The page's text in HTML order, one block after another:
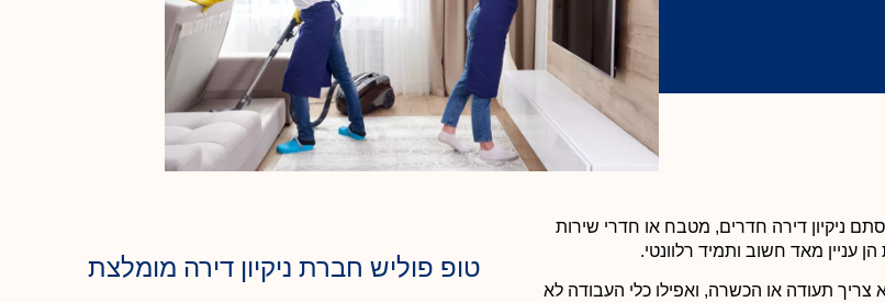
ניקיון דירה חדרים, מטבח או חדרי שירות
עניין מאד חשוב ותמיד רלוונטי.
צריך תעודה או הכשרה, ואפילו כלי העבודה לא
טופ פוליש חברת ניקיון דירה מומלצת